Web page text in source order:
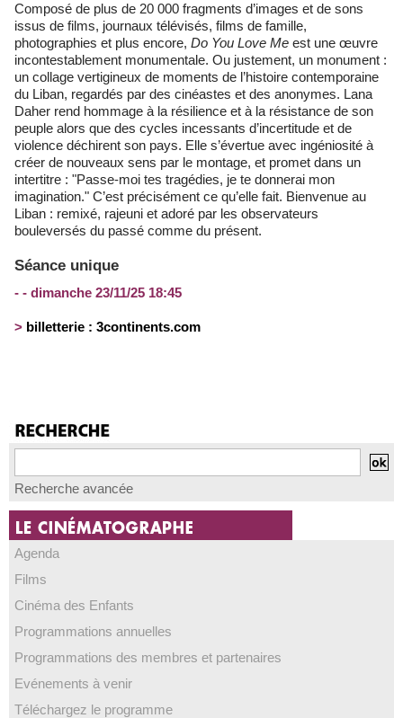
Composé de plus de 20 000 fragments d’images et de sons
issus de films, journaux télévisés, films de famille,
photographies et plus encore, Do You Love Me est une œuvre
incontestablement monumentale. Ou justement, un monument :
un collage vertigineux de moments de l’histoire contemporaine
du Liban, regardés par des cinéastes et des anonymes. Lana
Daher rend hommage à la résilience et à la résistance de son
peuple alors que des cycles incessants d’incertitude et de
violence déchirent son pays. Elle s’évertue avec ingéniosité à
créer de nouveaux sens par le montage, et promet dans un
intertitre : "Passe-moi tes tragédies, je te donnerai mon
imagination." C’est précisément ce qu’elle fait. Bienvenue au
Liban : remixé, rajeuni et adoré par les observateurs
bouleversés du passé comme du présent.
Séance unique
- - dimanche 23/11/25 18:45
> billetterie : 3continents.com
Recherche avancée
Agenda
Films
Cinéma des Enfants
Programmations annuelles
Programmations des membres et partenaires
Evénements à venir
Téléchargez le programme